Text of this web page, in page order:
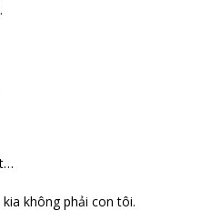
không phải con tôi.